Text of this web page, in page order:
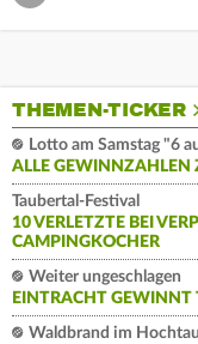
THEMEN-TICKER
Lotto am Samstag "6
ALLE GEWINNZAHLEN
Taubertal-Festival
10 VERLETZTE BEI
CAMPINGKOCHER
Weiter ungeschlagen
EINTRACHT GEWINNT
Waldbrand im